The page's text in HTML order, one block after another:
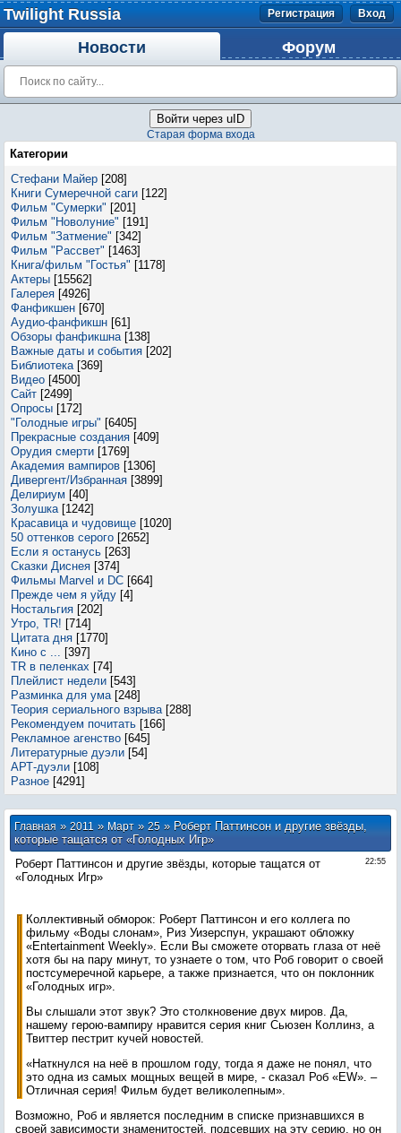
Twilight Russia Регистрация Вход
Новости Форум
Войти через uID
Старая форма входа
Категории
Стефани Майер [208]
Книги Сумеречной саги [122]
Фильм "Сумерки" [201]
Фильм "Новолуние" [191]
Фильм "Затмение" [342]
Фильм "Рассвет" [1463]
Книга/фильм "Гостья" [1178]
Актеры [15562]
Галерея [4926]
Фанфикшен [670]
Аудио-фанфикшн [61]
Обзоры фанфикшна [138]
Важные даты и события [202]
Библиотека [369]
Видео [4500]
Сайт [2499]
Опросы [172]
"Голодные игры" [6405]
Прекрасные создания [409]
Орудия смерти [1769]
Академия вампиров [1306]
Дивергент/Избранная [3899]
Делириум [40]
Золушка [1242]
Красавица и чудовище [1020]
50 оттенков серого [2652]
Если я останусь [263]
Сказки Диснея [374]
Фильмы Marvel и DC [664]
Прежде чем я уйду [4]
Ностальгия [202]
Утро, TR! [714]
Цитата дня [1770]
Кино с ... [397]
TR в пеленках [74]
Плейлист недели [543]
Разминка для ума [248]
Теория сериального взрыва [288]
Рекомендуем почитать [166]
Рекламное агенство [645]
Литературные дуэли [54]
АРТ-дуэли [108]
Разное [4291]
Главная»2011 » Март » 25» Роберт Паттинсон и другие звёзды,
которые тащатся от «Голодных Игр»
22:55
Роберт Паттинсон и другие звёзды, которые тащатся от
«Голодных Игр»
Коллективный обморок: Роберт Паттинсон и его коллега по
фильму «Воды слонам», Риз Уизерспун, украшают обложку
«Entertainment Weekly». Если Вы сможете оторвать глаза от неё
хотя бы на пару минут, то узнаете о том, что Роб говорит о своей
постсумеречной карьере, а также признается, что он поклонник
«Голодных игр».
Вы слышали этот звук? Это столкновение двух миров. Да,
нашему герою-вампиру нравится серия книг Сьюзен Коллинз, а
Твиттер пестрит кучей новостей.
«Наткнулся на неё в прошлом году, тогда я даже не понял, что
это одна из самых мощных вещей в мире, - сказал Роб «EW». –
Отличная серия! Фильм будет великолепным».
Возможно, Роб и является последним в списке признавшихся в
своей зависимости знаменитостей, подсевших на эту серию, но он